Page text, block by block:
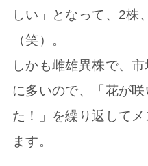
しい」となって、2株
（笑）。
しかも雌雄異株で、
に多いので、「花が
た！」を繰り返して
ます。